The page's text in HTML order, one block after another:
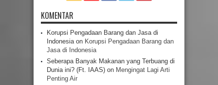
KOMENTAR
Korupsi Pengadaan Barang dan Jasa di
Indonesia on Korupsi Pengadaan Barang dan
Jasa di Indonesia
Seberapa Banyak Makanan yang Terbuang di
Dunia ini? (Ft. IAAS) on Mengingat Lagi Arti
Penting Air